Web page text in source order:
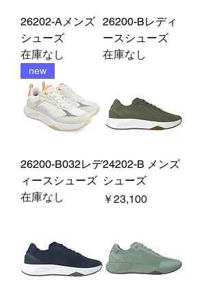
26202-Aメンズ
シューズ
在庫なし
26200-Bレディ
ースシューズ
在庫なし
new
26200-B032レデ
ィースシューズ
在庫なし
24202-B メンズ
シューズ
価格
￥23,100